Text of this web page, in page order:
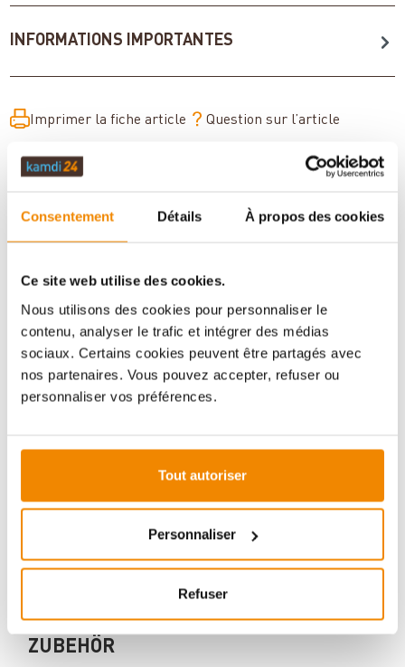
Consentement Détails À propos des cookies
Ce site web utilise des cookies.
Nous utilisons des cookies pour personnaliser le
contenu, analyser le trafic et intégrer des médias
sociaux. Certains cookies peuvent être partagés avec
nos partenaires. Vous pouvez accepter, refuser ou
personnaliser vos préférences.
Tout autoriser
Personnaliser
Refuser
INFORMATIONS IMPORTANTES
Imprimer la fiche article Question sur l’article
Votre conseiller en matière de poêles
et de cheminées:
thème des poêles-cheminées. Aucune question ne
pas à nous contacter:
[email protected]
ZUBEHÖR